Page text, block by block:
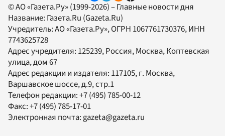
© АО «Газета.Ру» (1999-2026) – Главные новости дня
Название: Газета.Ru (Gazeta.Ru)
Учредитель:АО «Газета.Ру», ОГРН 1067761730376, ИНН
7743625728
Адрес учредителя: 125239, Россия, Москва, Коптевская
улица, дом 67
Адрес редакции и издателя: 117105, г. Москва,
Варшавское шоссе, д.9, стр.1
Телефон редакции:+7 (495) 785-00-12
Факс:+7 (495) 785-17-01
Электронная почта: gazeta@gazeta.ru